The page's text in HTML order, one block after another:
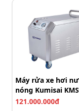
Máy rửa xe hơi
nóng Kumisai
121.000.000đ